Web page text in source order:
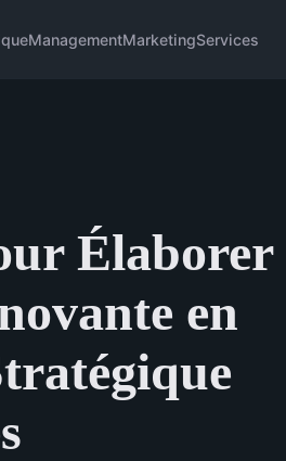
ManagementMarketingServices
Élaborer
en